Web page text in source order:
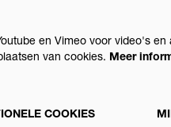
en Vimeo voor video's
van cookies. Meer
COOKIES